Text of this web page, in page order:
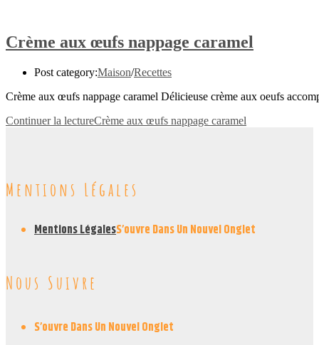
Crème aux œufs nappage caramel
Post category:Maison/Recettes
Crème aux œufs nappage caramel Délicieuse crème aux oeufs
Continuer la lectureCrème aux œufs nappage caramel
Mentions Légales
Mentions LégalesS’ouvre Dans Un Nouvel Onglet
Nous Suivre
S’ouvre Dans Un Nouvel Onglet